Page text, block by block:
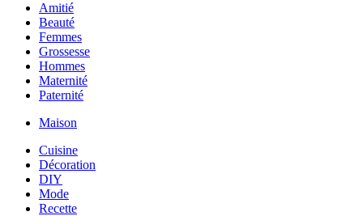
Amitié
Beauté
Femmes
Grossesse
Hommes
Maternité
Paternité
Maison
Cuisine
Décoration
DIY
Mode
Recette